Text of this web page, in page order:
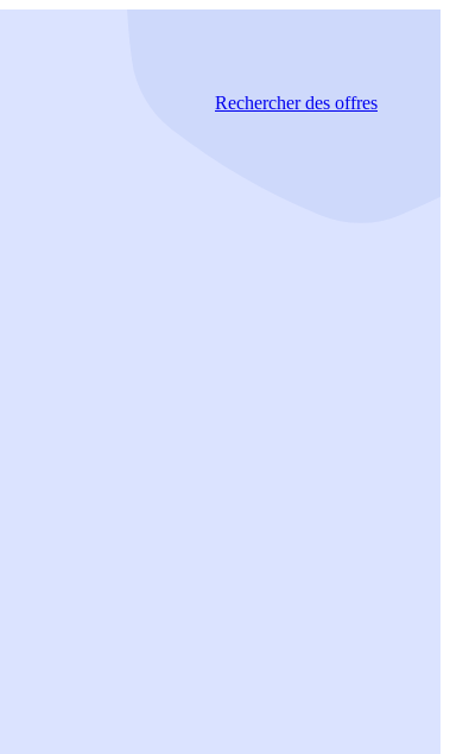
Rechercherdes offres